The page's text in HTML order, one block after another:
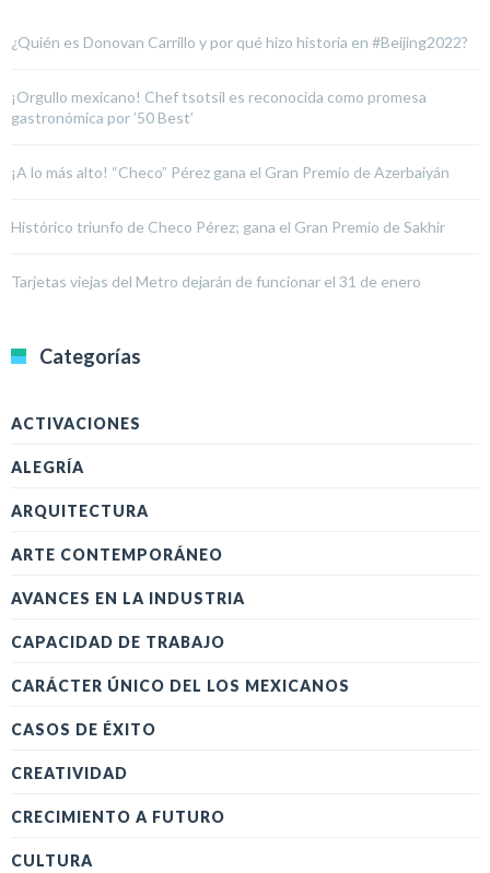
¿Quién es Donovan Carrillo y por qué hizo historia en #Beijing2022?
¡Orgullo mexicano! Chef tsotsil es reconocida como promesa
gastronómica por ’50 Best’
¡A lo más alto! “Checo” Pérez gana el Gran Premio de Azerbaiyán
Histórico triunfo de Checo Pérez; gana el Gran Premio de Sakhir
Tarjetas viejas del Metro dejarán de funcionar el 31 de enero
Categorías
ACTIVACIONES
ALEGRÍA
ARQUITECTURA
ARTE CONTEMPORÁNEO
AVANCES EN LA INDUSTRIA
CAPACIDAD DE TRABAJO
CARÁCTER ÚNICO DEL LOS MEXICANOS
CASOS DE ÉXITO
CREATIVIDAD
CRECIMIENTO A FUTURO
CULTURA